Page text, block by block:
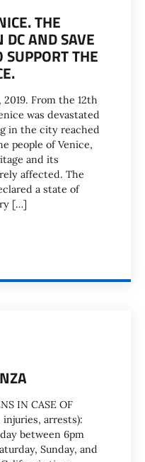
THE
AND SAVE
THE
From the 12th
was devastated
in the city reached
people of Venice,
and its
affected. The
a state of
[…]
IN CASE OF
injuries, arrests):
between 6pm
Sunday, and